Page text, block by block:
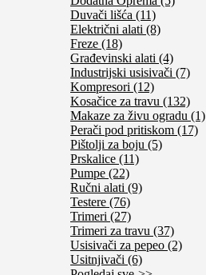
Duvači lišća (11)
Električni alati (8)
Freze (18)
Građevinski alati (4)
Industrijski usisivači (7)
Kompresori (12)
Kosačice za travu (132)
Makaze za živu ogradu (1)
Perači pod pritiskom (17)
Pištolji za boju (5)
Prskalice (11)
Pumpe (22)
Ručni alati (9)
Testere (76)
Trimeri (27)
Trimeri za travu (37)
Usisivači za pepeo (2)
Usitnjivači (6)